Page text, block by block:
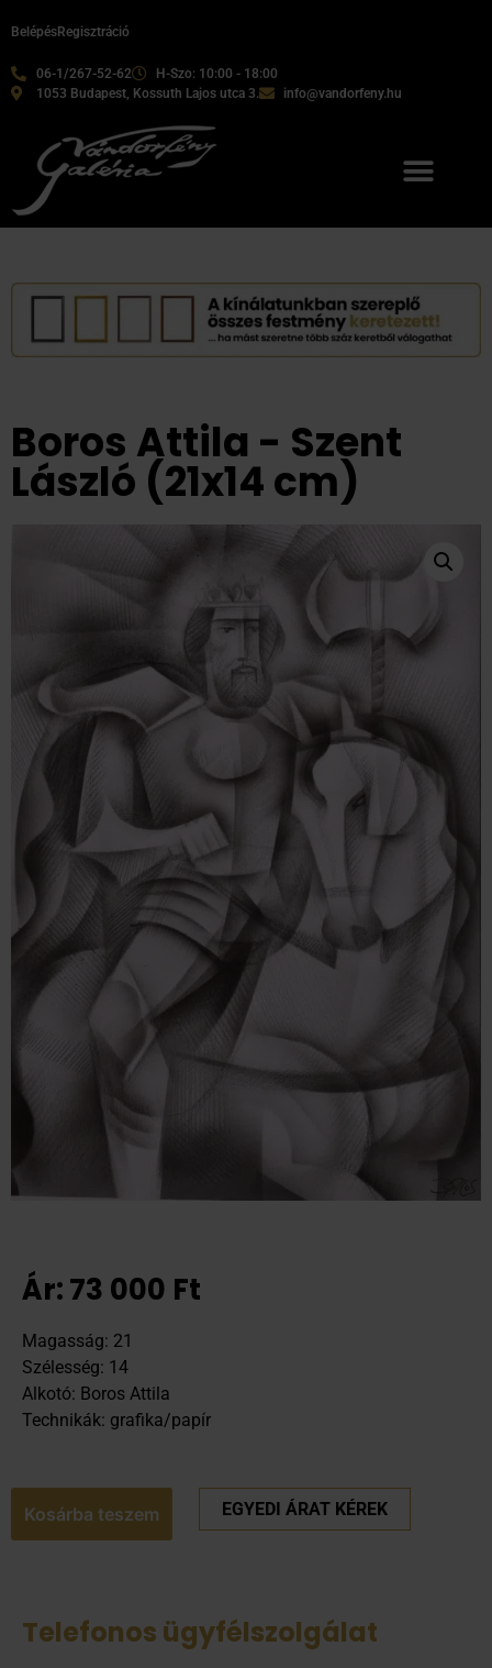
06-1/267-52-62
H-Szo: 10:00 - 18:00
1053 Budapest, Kossuth Lajos utca 3.
info@vandorfeny.hu
BelépésRegisztráció
Boros Attila - Szent
László (21x14 cm)
Ár:73 000 Ft
Magasság: 21
Szélesség: 14
Alkotó: Boros Attila
Technikák: grafika/papír
Kosárba teszem EGYEDI ÁRAT KÉREK
Telefonos ügyfélszolgálat